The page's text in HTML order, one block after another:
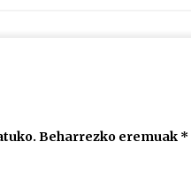
Beharrezko eremuak *